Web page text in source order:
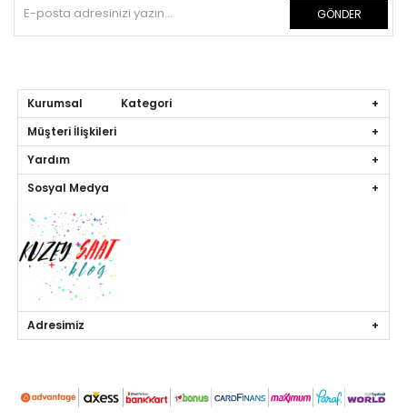
GÖNDER
Kurumsal Kategori
Müşteri İlişkileri
Yardım
Sosyal Medya
Adresimiz